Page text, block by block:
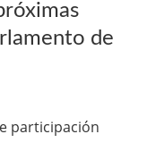
de
participación